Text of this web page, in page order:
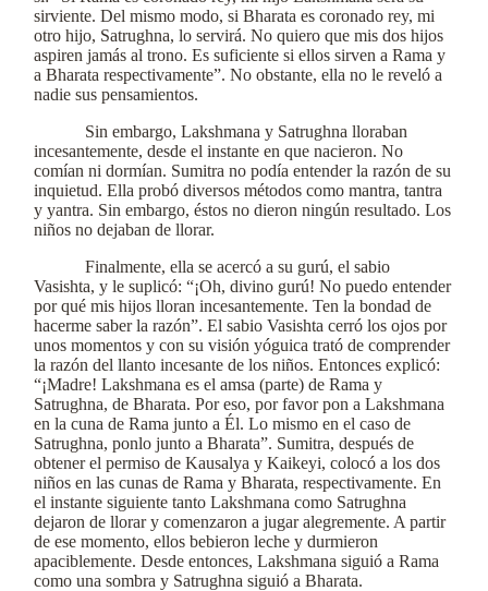
sirviente. Del mismo modo, si Bharata es coronado rey, mi
otro hijo, Satrughna, lo servirá. No quiero que mis dos hijos
aspiren jamás al trono. Es suficiente si ellos sirven a Rama y
a Bharata respectivamente”. No obstante, ella no le reveló a
nadie sus pensamientos.
Sin embargo, Lakshmana y Satrughna lloraban
incesantemente, desde el instante en que nacieron. No
comían ni dormían. Sumitra no podía entender la razón de su
inquietud. Ella probó diversos métodos como mantra, tantra
y yantra. Sin embargo, éstos no dieron ningún resultado. Los
niños no dejaban de llorar.
Finalmente, ella se acercó a su gurú, el sabio
Vasishta, y le suplicó: “¡Oh, divino gurú! No puedo entender
por qué mis hijos lloran incesantemente. Ten la bondad de
hacerme saber la razón”. El sabio Vasishta cerró los ojos por
unos momentos y con su visión yóguica trató de comprender
la razón del llanto incesante de los niños. Entonces explicó:
“¡Madre! Lakshmana es el amsa (parte) de Rama y
Satrughna, de Bharata. Por eso, por favor pon a Lakshmana
en la cuna de Rama junto a Él. Lo mismo en el caso de
Satrughna, ponlo junto a Bharata”. Sumitra, después de
obtener el permiso de Kausalya y Kaikeyi, colocó a los dos
niños en las cunas de Rama y Bharata, respectivamente. En
el instante siguiente tanto Lakshmana como Satrughna
dejaron de llorar y comenzaron a jugar alegremente. A partir
de ese momento, ellos bebieron leche y durmieron
apaciblemente. Desde entonces, Lakshmana siguió a Rama
como una sombra y Satrughna siguió a Bharata.